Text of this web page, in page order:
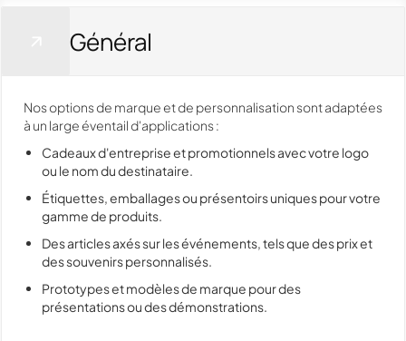
Général
Nos options de marque et de personnalisation sont adaptées
à un large éventail d'applications :
Cadeaux d'entreprise et promotionnels avec votre logo
ou le nom du destinataire.
Étiquettes, emballages ou présentoirs uniques pour votre
gamme de produits.
Des articles axés sur les événements, tels que des prix et
des souvenirs personnalisés.
Prototypes et modèles de marque pour des
présentations ou des démonstrations.